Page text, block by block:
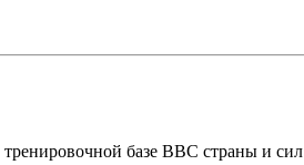
тренировочной базе ВВС страны и сил